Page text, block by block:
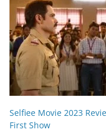
Selfiee Movie 2023
First Show